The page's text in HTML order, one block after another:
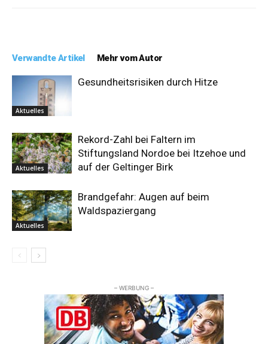
Verwandte Artikel Mehr vom Autor
Aktuelles
Gesundheitsrisiken durch Hitze
Aktuelles
Rekord-Zahl bei Faltern im
Stiftungsland Nordoe bei Itzehoe und
auf der Geltinger Birk
Aktuelles
Brandgefahr: Augen auf beim
Waldspaziergang
– WERBUNG –